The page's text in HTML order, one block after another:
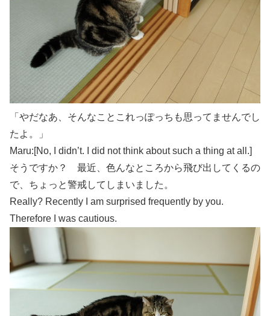
「やだなあ、そんなことこれっぽっちも思ってませんでし
たよ。」
Maru:[No, I didn’t. I did not think about such a thing at all.]
そうですか？ 最近、色んなところから飛び出してくるの
で、ちょっと警戒してしまいました。
Really? Recently I am surprised frequently by you.
Therefore I was cautious.